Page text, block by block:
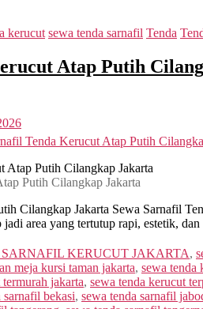
kerucut sewa tenda sarnafil Tenda
Atap Putih
Tenda Kerucut Atap Putih
Putih Cilangkap Jakarta
Cilangkap Jakarta Sewa Sarnafil
jadi area yang tertutup rapi, estetik,
KERUCUT JAKARTA,
meja kursi taman jakarta, sewa tenda
jakarta, sewa tenda kerucut
sarnafil bekasi, sewa tenda sarnafil